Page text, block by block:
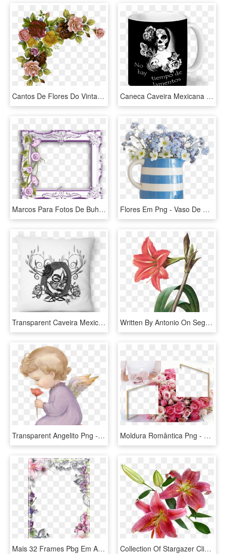
Cantos De Flores Do Vintage Em - Vintage Floral Corner Border Png, Transparent Png Caneca Caveira Mexicana De Taís Brenzinkna - Caderno De Caveira Mexicana, HD Png Download
Marcos Para Fotos De Buhos Google Search - Marco De Cuadro Con Flores, HD Png Download Flores Em Png - Vaso De Flor Png, Transparent Png
Transparent Caveira Mexicana Png - Rosa Flores, Png Download Written By Antonio On Segunda-feira, 30 De Janeiro, HD Png Download
Transparent Angelito Png - Desenho De Anjinhos Rezando, Png Download Moldura Romântica Png - Bol Do Na Zara Dil Mein Hai Jo Chupa, Transparent Png
Mais 32 Frames Pbg Em Alta Resolução Com Flores E Efeitos - Bordure De Page Décoration, HD Png Download Collection Of Stargazer Cliparts Buy Any Image - Imagenes De Flores Vectoriales Con Fondo Transparente, HD Png Download